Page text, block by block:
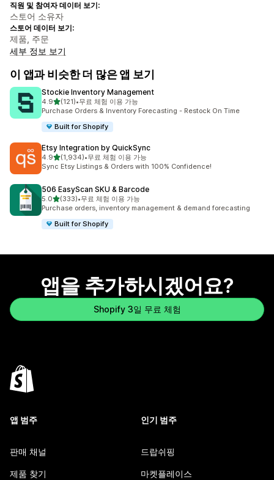
직원 및 참여자 데이터 보기:
스토어 소유자
스토어 데이터 보기:
제품, 주문
세부 정보 보기
이 앱과 비슷한 더 많은 앱 보기
Stockie Inventory Management
4.9별 5개 중
(121)
총 리뷰 121개
•무료 체험 이용 가능
Purchase Orders & Inventory Forecasting - Restock On Time
Built for Shopify
Etsy Integration by QuickSync
4.9별 5개 중
(1,934)
총 리뷰 1934개
•무료 체험 이용 가능
Sync Etsy Listings & Orders with 100% Confidence!
506 EasyScan SKU & Barcode
5.0별 5개 중
(333)
총 리뷰 333개
•무료 체험 이용 가능
Purchase orders, inventory management & demand forecasting
Built for Shopify
앱을 추가하시겠어요?
Shopify 3일 무료 체험
앱 범주
판매 채널
제품 찾기
인기 범주
드랍쉬핑
마켓플레이스